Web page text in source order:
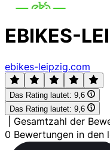
EBIKES-
ebikes-leipzig.com
Das Rating lautet: 9,6
Das Rating lautet: 9,6
Gesamtzahl der
0 Bewertungen in den